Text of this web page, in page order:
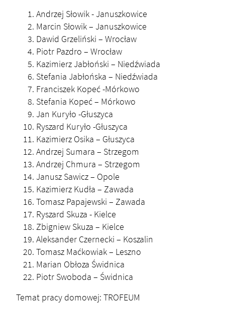
Andrzej Słowik - Januszkowice
Marcin Słowik – Januszkowice
Dawid Grzeliński – Wrocław
Piotr Pazdro – Wrocław
Kazimierz Jabłoński – Niedźwiada
Stefania Jabłońska – Niedźwiada
Franciszek Kopeć -Mórkowo
Stefania Kopeć – Mórkowo
Jan Kuryło -Głuszyca
Ryszard Kuryło -Głuszyca
Kazimierz Osika – Głuszyca
Andrzej Sumara – Strzegom
Andrzej Chmura – Strzegom
Janusz Sawicz – Opole
Kazimierz Kudła – Zawada
Tomasz Papajewski – Zawada
Ryszard Skuza - Kielce
Zbigniew Skuza – Kielce
Aleksander Czernecki – Koszalin
Tomasz Maćkowiak – Leszno
Marian Obłoza Świdnica
Piotr Swoboda – Świdnica
Temat pracy domowej: TROFEUM